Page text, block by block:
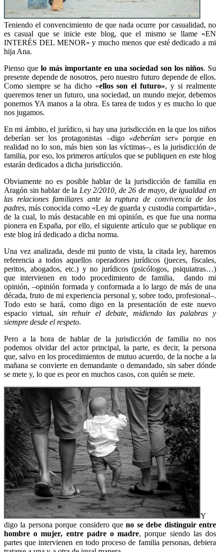
Teniendo el convencimiento de que nada ocurre por casualidad, no
es casual que se inicie este blog, que el mismo se llame «EN
INTERÉS DEL MENOR» y mucho menos que esté dedicado a mi
hija Ana.
Pienso que lo más importante en una sociedad son los niños. Su
presente depende de nosotros, pero nuestro futuro depende de ellos.
Como siempre se ha dicho «ellos son el futuro», y si realmente
queremos tener un futuro, una sociedad, un mundo mejor, debemos
ponernos YA manos a la obra. Es tarea de todos y es mucho lo que
nos jugamos.
En mi ámbito, el jurídico, si hay una jurisdicción en la que los niños
deberían ser los protagonistas –digo «deberían ser» porque en
realidad no lo son, más bien son las víctimas–, es la jurisdicción de
familia, por eso, los primeros artículos que se publiquen en este blog
estarán dedicados a dicha jurisdicción.
Obviamente no es posible hablar de la jurisdicción de familia en
Aragón sin hablar de la Ley 2/2010, de 26 de mayo, de igualdad en
las relaciones familiares ante la ruptura de convivencia de los
padres, más conocida como «Ley de guarda y custodia compartida»,
de la cual, lo más destacable en mi opinión, es que fue una norma
pionera en España, por ello, el siguiente artículo que se publique en
este blog irá dedicado a dicha norma.
Una vez analizada, desde mi punto de vista, la citada ley, haremos
referencia a todos aquellos operadores jurídicos (jueces, fiscales,
peritos, abogados, etc.) y no jurídicos (psicólogos, psiquiatras…)
que intervienen en todo procedimiento de familia, dando mi
opinión, –opinión formada y conformada a lo largo de más de una
década, fruto de mi experiencia personal y, sobre todo, profesional–.
Todo esto se hará, como digo en la presentación de este nuevo
espacio virtual, sin rehuir el debate, midiendo las palabras y
siempre desde el respeto.
Pero a la hora de hablar de la jurisdicción de familia no nos
podemos olvidar del actor principal, la parte, es decir, la persona
que, salvo en los procedimientos de mutuo acuerdo, de la noche a la
mañana se convierte en demandante o demandado, sin saber dónde
se mete y, lo que es peor en muchos casos, con quién se mete.
Y
digo la persona porque considero queno se debe distinguir entre
hombre o mujer, entre padre o madre, porque siendo las dos
partes que intervienen en todo proceso de familia personas, debiera